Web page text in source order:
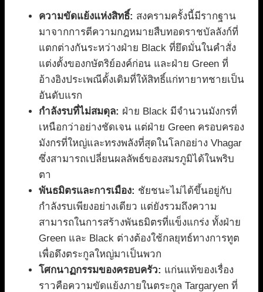
ความขัดแย้งแห่งสิทธิ์: สงครามครั้งนี้มีรากฐาน
มาจากการตีความกฎหมายสืบทอดราชบัลลังก์ที่
แตกต่างกันระหว่างฝ่าย Black ที่ยึดมั่นในคำสั่ง
แต่งตั้งของกษัตริย์องค์ก่อน และฝ่าย Green ที่
อ้างอิงประเพณีดั้งเดิมที่ให้สิทธิ์แก่ทายาทชายเป็น
อันดับแรก
กำลังรบที่ไม่สมดุล: ฝ่าย Black มีจำนวนมังกรที่
เหนือกว่าอย่างชัดเจน แต่ฝ่าย Green ครอบครอง
มังกรที่ใหญ่และทรงพลังที่สุดในโลกอย่าง Vhagar
ซึ่งสามารถเปลี่ยนผลลัพธ์ของสมรภูมิได้ในพริบ
ตา
พันธมิตรและการเมือง: ชัยชนะไม่ได้ขึ้นอยู่กับ
กำลังรบเพียงอย่างเดียว แต่ยังรวมถึงความ
สามารถในการสร้างพันธมิตรที่แข็งแกร่ง ทั้งฝ่าย
Green และ Black ต่างต้องใช้กลยุทธ์ทางการทูต
เพื่อดึงตระกูลใหญ่มาเป็นพวก
โศกนาฏกรรมของครอบครัว: แก่นแท้ของเรื่อง
ราวคือความขัดแย้งภายในตระกูล Targaryen ที่